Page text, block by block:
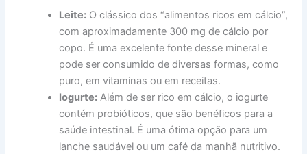
Leite: O clássico dos “alimentos ricos em cálcio”,
com aproximadamente 300 mg de cálcio por
copo. É uma excelente fonte desse mineral e
pode ser consumido de diversas formas, como
puro, em vitaminas ou em receitas.
Iogurte: Além de ser rico em cálcio, o iogurte
contém probióticos, que são benéficos para a
saúde intestinal. É uma ótima opção para um
lanche saudável ou um café da manhã nutritivo.